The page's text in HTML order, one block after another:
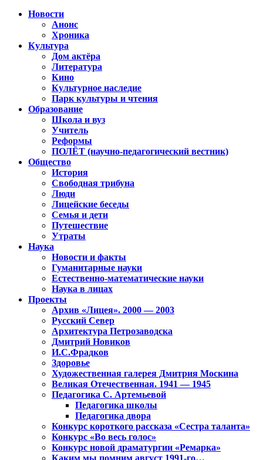
Новости
Анонс
Хроника
Культура
Дом актёра
Литература
Кино
Культурное наследие
Парк культуры и чтения
Образование
Школа и вуз
Учитель
Реформы
ПОЛЁТ (научно-педагогический вестник)
Общество
История
Свободная трибуна
Люди
Лицейские беседы
Семья и дети
Путешествие
Утраты
Наука
Новости и факты
Гуманитарные науки
Естественно-математические науки
Наука в лицах
Проекты
Архив «Лицея». 2000 — 2003
Русский Север
Архитектура Петрозаводска
Дмитрий Новиков
И.С.Фрадков
Здоровье
Художественная галерея Дмитрия Москина
Великая Отечественная. 1941 — 1945
Педагогика С. Артемьевой
Педагогика школы
Педагогика двора
Конкурс короткого рассказа «Сестра таланта»
Конкурс «Во весь голос»
Конкурс новой драматургии «Ремарка»